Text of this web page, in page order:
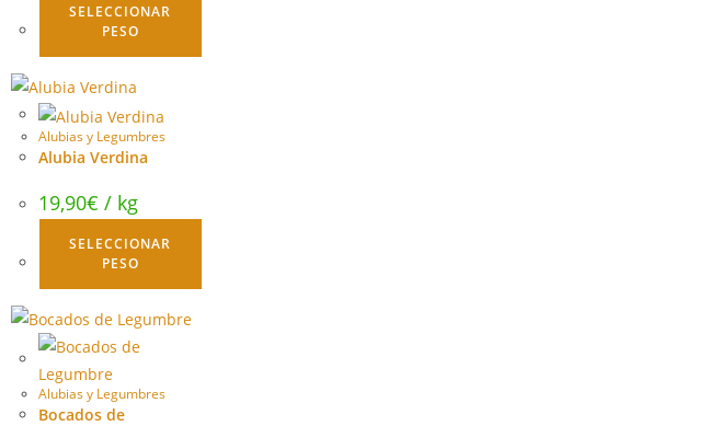
SELECCIONAR
PESO
Alubias y Legumbres
Alubia Verdina
19,90€ / kg
SELECCIONAR
PESO
Alubias y Legumbres
Bocados de